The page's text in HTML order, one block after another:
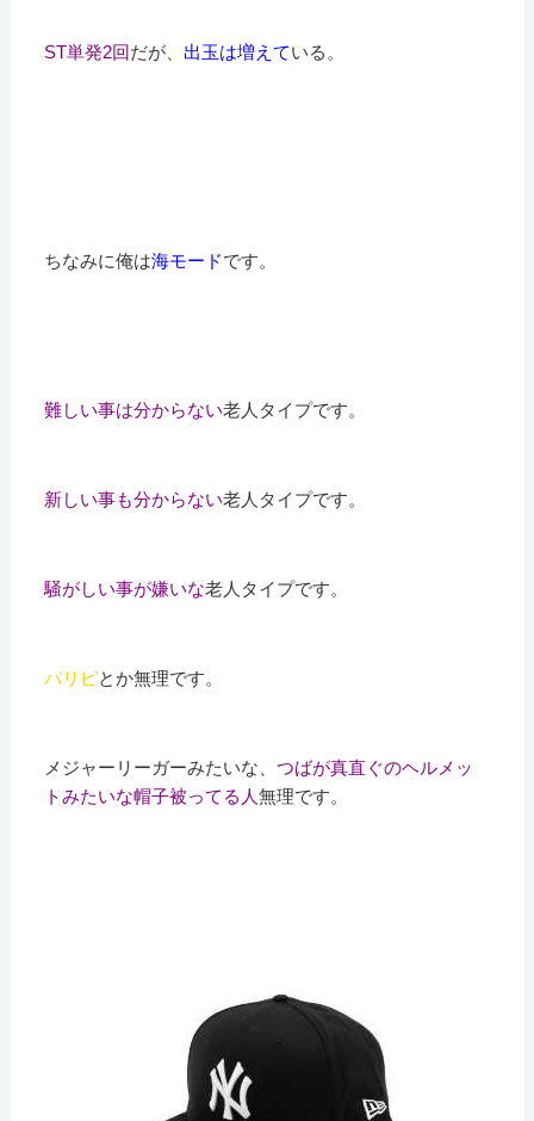
ST単発2回だが、 出玉は増えている。
ちなみに俺は海モードです。
難しい事は分からない老人タイプです。
新しい事も分からない老人タイプです。
騒がしい事が嫌いな老人タイプです。
パリピとか無理です。
メジャーリーガーみたいな、つばが真直ぐのヘルメッ
トみたいな帽子被ってる人無理です。